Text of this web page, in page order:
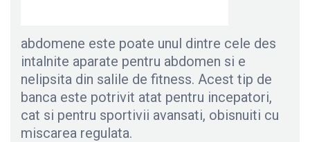
abdomene este poate unul dintre cele des
intalnite aparate pentru abdomen si e
nelipsita din salile de fitness. Acest tip de
banca este potrivit atat pentru incepatori,
cat si pentru sportivii avansati, obisnuiti cu
miscarea regulata.